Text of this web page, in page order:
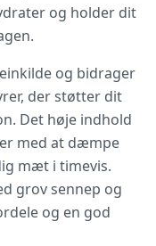
og holder dit
og bidrager
der støtter dit
Det høje indhold
med at dæmpe
mæt i timevis.
grov sennep og
og en god